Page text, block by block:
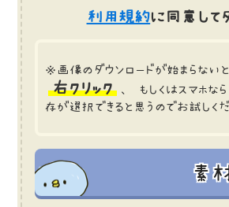
利用規約に同意して
※画像のダウンロードが始まらない
右クリック 、 もしくはスマホなら
存が選択できると思うのでお試しく
素